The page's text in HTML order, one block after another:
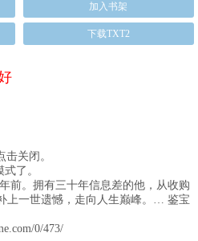
加入书架
下载TXT2
关闭。
了。
前。拥有三十年信息差的他，从收购
上一世遗憾，走向人生巅峰。… 鉴宝
0/473/